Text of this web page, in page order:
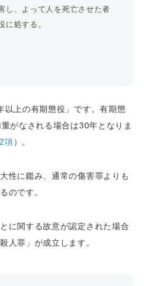
、よって人を死亡させた者
に処する。
以上の有期懲役」です。有期懲
がなされる場合は30年となりま
項）。
性に鑑み、通常の傷害罪よりも
のです。
に関する故意が認定された場合
人罪」が成立します。